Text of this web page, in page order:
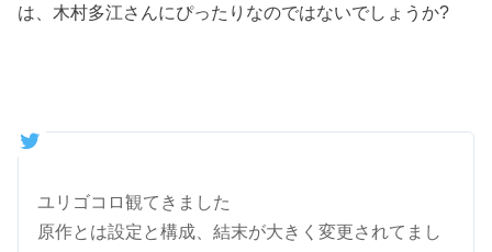
は、木村多江さんにぴったりなのではないでしょうか?
ユリゴコロ観てきました
原作とは設定と構成、結末が大きく変更されてまし